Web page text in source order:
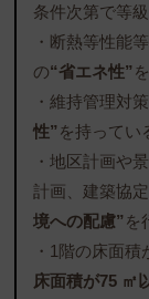
条件次第で等
・断熱等性能
の“省エネ性”
・維持管理対
性” を持ってい
・地区計画や
計画、建築協
境への配慮” を
・1階の床面
床面積が75 ㎡